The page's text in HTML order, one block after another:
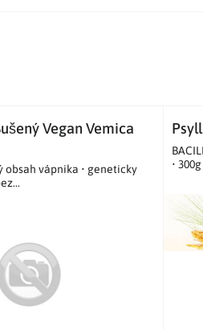
Vegan Vemica
obsah vápnika • geneticky
•